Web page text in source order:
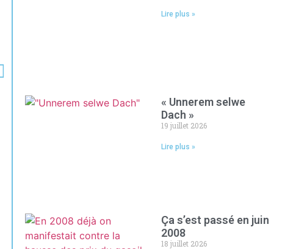
Lire plus »
« Unnerem selwe
Dach »
19 juillet 2026
Lire plus »
Ça s’est passé en juin
2008
18 juillet 2026